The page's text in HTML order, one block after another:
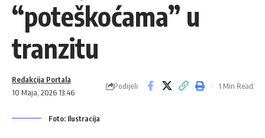
“poteškoćama” u
tranzitu
10 Maja, 2026 13:46
Redakcija Portala
Podijeli 1 Min Read
Foto: Ilustracija